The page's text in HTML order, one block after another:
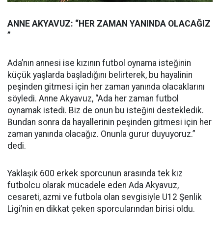
ANNE AKYAVUZ: “HER ZAMAN YANINDA OLACAĞIZ
”
Ada’nın annesi ise kızının futbol oynama isteğinin
küçük yaşlarda başladığını belirterek, bu hayalinin
peşinden gitmesi için her zaman yanında olacaklarını
söyledi. Anne Akyavuz, “Ada her zaman futbol
oynamak istedi. Biz de onun bu isteğini destekledik.
Bundan sonra da hayallerinin peşinden gitmesi için her
zaman yanında olacağız. Onunla gurur duyuyoruz.”
dedi.
Yaklaşık 600 erkek sporcunun arasında tek kız
futbolcu olarak mücadele eden Ada Akyavuz,
cesareti, azmi ve futbola olan sevgisiyle U12 Şenlik
Ligi’nin en dikkat çeken sporcularından birisi oldu.